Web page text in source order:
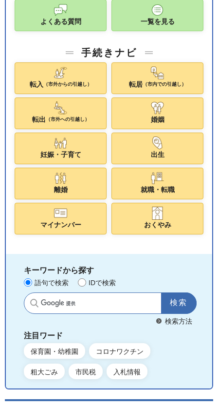
よくある質問 一覧を見る
手続きナビ
転入 （市外からの引越し） 転居（市内での引越し）
転出 （市外への引越し） 婚姻
妊娠・子育て 出生
離婚 就職・転職
マイナンバー おくやみ
キーワードから探す
語句で検索 IDで検索
サイト内検索
検索方法
注目ワード
保育園・幼稚園 コロナワクチン
粗大ごみ 市民税 入札情報